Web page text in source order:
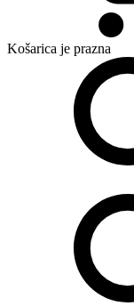
Košarica je prazna